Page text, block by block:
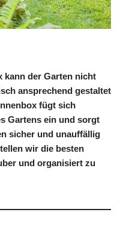
kann der Garten nicht
ansprechend gestaltet
fügt sich
Gartens ein und sorgt
sicher und unauffällig
wir die besten
und organisiert zu